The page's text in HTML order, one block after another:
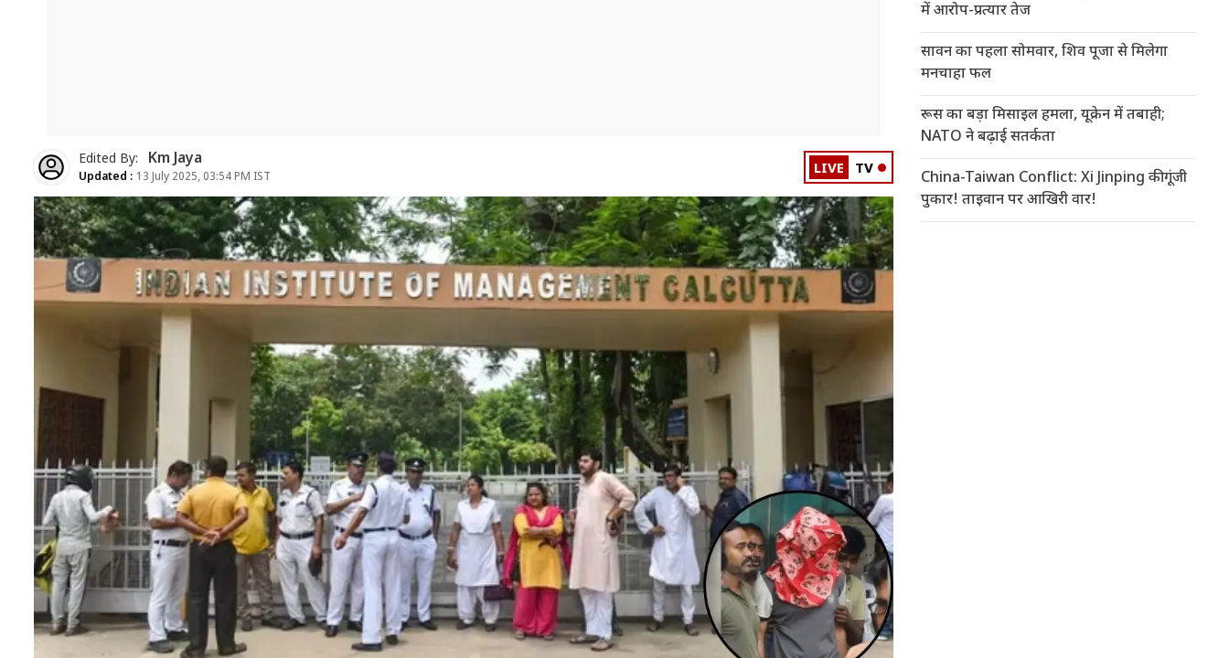
Edited By: Km Jaya
Updated : 13 July 2025, 03:54 PM IST LIVE TV
में आरोप-प्रत्यार तेज
सावन का पहला सोमवार, शिव पूजा से मिलेगा
मनचाहा फल
रूस का बड़ा मिसाइल हमला, यूक्रेन में तबाही;
NATO ने बढ़ाई सतर्कता
China-Taiwan Conflict: Xi Jinping की गूंजी
पुकार! ताइवान पर आखिरी वार!